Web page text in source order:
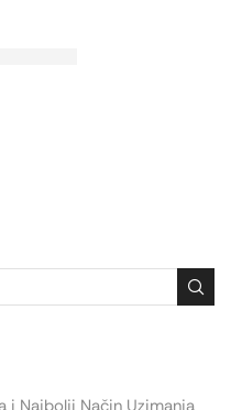
i Najbolji Način Uzimanja